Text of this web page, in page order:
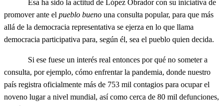
Esa ha sido la actitud de López Obrador con su iniciativa de
promover ante el pueblo bueno una consulta popular, para que más
allá de la democracia representativa se ejerza en lo que llama
democracia participativa para, según él, sea el pueblo quien decida.
Si ese fuese un interés real entonces por qué no someter a
consulta, por ejemplo, cómo enfrentar la pandemia, donde nuestro
país registra oficialmente más de 753 mil contagios para ocupar el
noveno lugar a nivel mundial, así como cerca de 80 mil defunciones,